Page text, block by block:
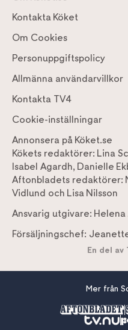
Kontakta Köket
Om Cookies
Personuppgiftspolicy
Allmänna användarvillkor
Kontakta TV4
Cookie-inställningar
Annonsera på Köket.se
Kökets redaktörer: Lina
Isabel Agardh, Danielle
Aftonbladets redaktörer:
Vidlund och Lisa Nilsson
Ansvarig utgivare: Helena
Försäljningschef:
En del av
Mer från